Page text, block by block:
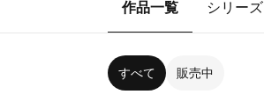
作品一覧 シリーズ
すべて 販売中